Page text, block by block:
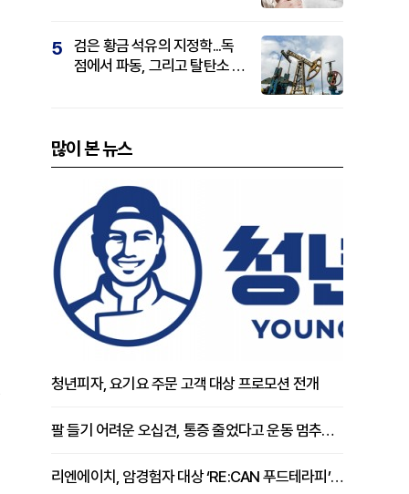
5
검은 황금 석유의 지정학...독
점에서 파동, 그리고 탈탄소 패
많이 본 뉴스
청년피자, 요기요 주문 고객 대상 프로모션 전개
팔 들기 어려운 오십견, 통증 줄었다고 운동 멈추면 안 되는 이유 [이병욱 원장 칼럼]
리엔에이치, 암경험자 대상 ‘RE:CAN 푸드테라피’ 운영